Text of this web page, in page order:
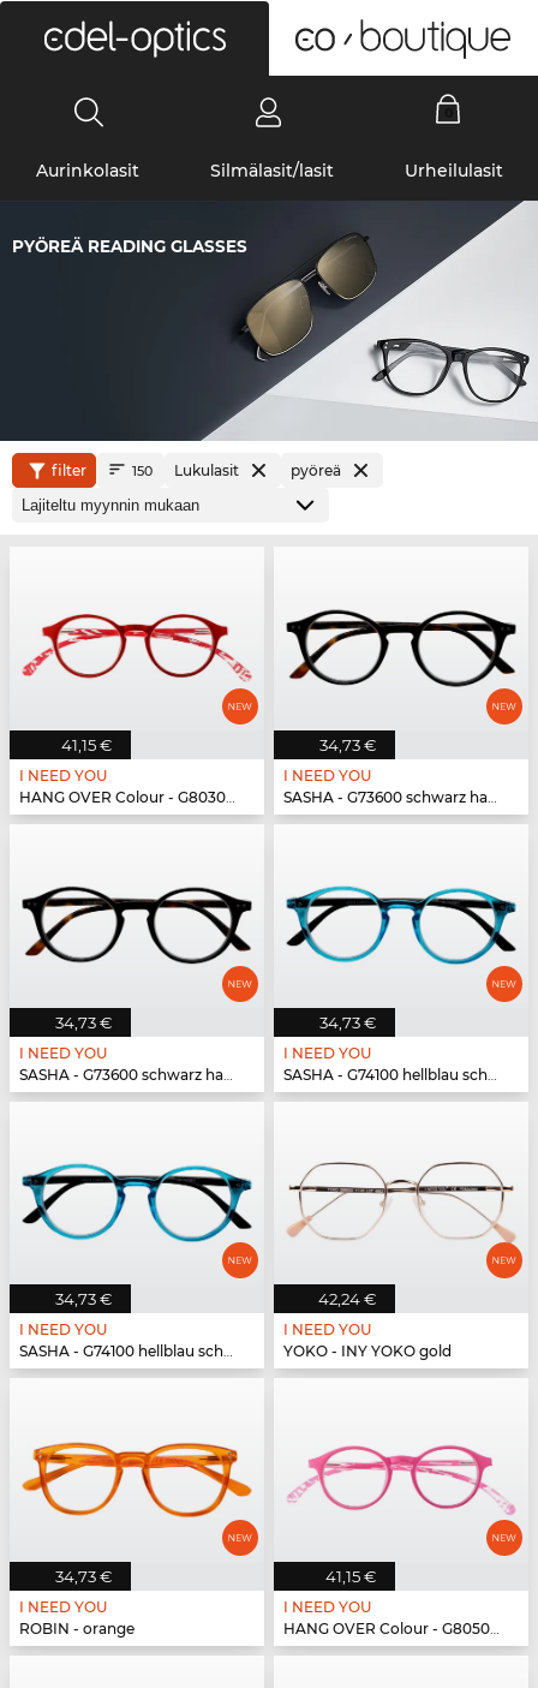
Aurinkolasit Silmälasit/lasit Urheilulasit
PYÖREÄ READING GLASSES
filter 150 Lukulasit pyöreä
41,15 €
I NEED YOU
HANG OVER Colour - G80300 rot
34,73 €
I NEED YOU
SASHA - G73600 schwarz havanna
34,73 €
I NEED YOU
SASHA - G73600 schwarz havanna
34,73 €
I NEED YOU
SASHA - G74100 hellblau schwarz
34,73 €
I NEED YOU
SASHA - G74100 hellblau schwarz
42,24 €
I NEED YOU
YOKO - INY YOKO gold
34,73 €
I NEED YOU
ROBIN - orange
41,15 €
I NEED YOU
HANG OVER Colour - G80500 pink